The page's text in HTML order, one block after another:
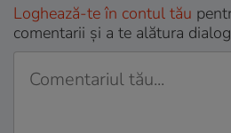
Loghează-te în contul tău
comentarii și a te alătura